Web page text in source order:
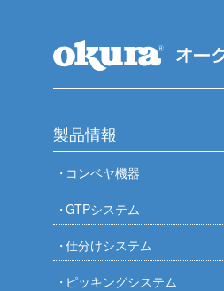
製品情報
コンベヤ機器
GTPシステム
仕分けシステム
ピッキングシステム